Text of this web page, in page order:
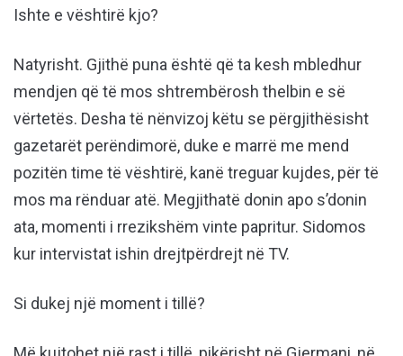
Ishte e vështirë kjo?
Natyrisht. Gjithë puna është që ta kesh mbledhur
mendjen që të mos shtrembërosh thelbin e së
vërtetës. Desha të nënvizoj këtu se përgjithësisht
gazetarët perëndimorë, duke e marrë me mend
pozitën time të vështirë, kanë treguar kujdes, për të
mos ma rënduar atë. Megjithatë donin apo s’donin
ata, momenti i rrezikshëm vinte papritur. Sidomos
kur intervistat ishin drejtpërdrejt në TV.
Si dukej një moment i tillë?